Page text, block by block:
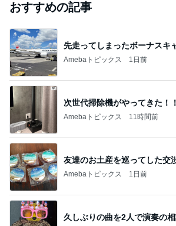
おすすめの記事
先走ってしまったボーナスキ
Amebaトピックス 1日前
次世代掃除機がやってきた！！
Amebaトピックス 11時間前
友達のお土産を巡ってした交
Amebaトピックス 1日前
久しぶりの曲を2人で演奏の